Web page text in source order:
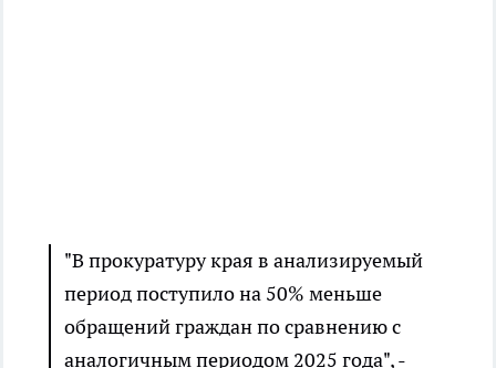
"В прокуратуру края в анализируемый
период поступило на 50% меньше
обращений граждан по сравнению с
аналогичным периодом 2025 года", -